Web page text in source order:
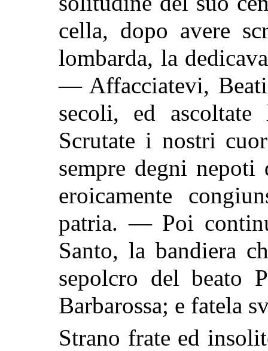
cella, dopo avere
lombarda, la
— Affacciatevi,
secoli, ed
Scrutate i nostri
sempre degni
eroicamente
patria. — Poi
Santo, la bandiera
sepolcro del beato
Barbarossa; e fatela
Strano frate ed